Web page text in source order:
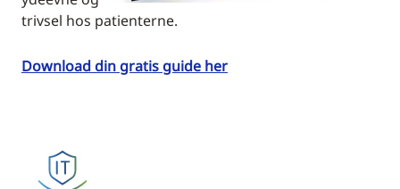
trivsel hos patienterne.
Download din gratis guide her